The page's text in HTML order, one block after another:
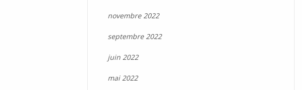
novembre 2022
septembre 2022
juin 2022
mai 2022